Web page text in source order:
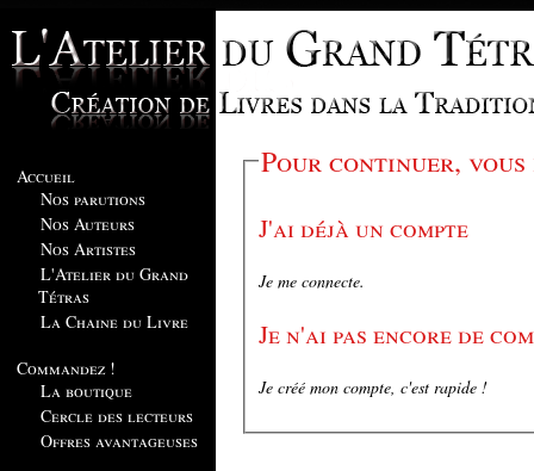
Accueil
Nos parutions
Nos Auteurs
Nos Artistes
L'Atelier du Grand
Tétras
La Chaine du Livre
Commandez !
La boutique
Cercle des lecteurs
Offres avantageuses
Pour continuer, vous
J'ai déjà un compte
Je me connecte.
Je n'ai pas encore de
Je créé mon compte, c'est rapide !